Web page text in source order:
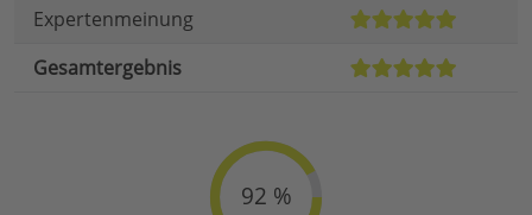
Expertenmeinung
Gesamtergebnis
92 %